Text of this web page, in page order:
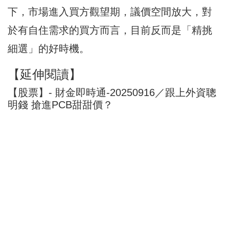
下，市場進入買方觀望期，議價空間放大，對
於有自住需求的買方而言，目前反而是「精挑
細選」的好時機。
【延伸閱讀】
【股票】- 財金即時通-20250916／跟上外資聰
明錢 搶進PCB甜甜價？